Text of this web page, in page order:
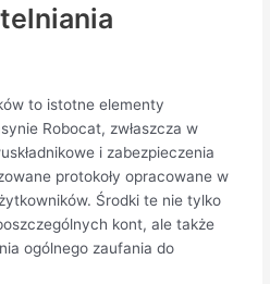
to istotne elementy
Robocat, zwłaszcza w
i zabezpieczenia
protokoły opracowane w
Środki te nie tylko
kont, ale także
ogólnego zaufania do